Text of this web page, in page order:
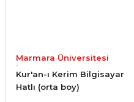
Marmara Üniversitesi
İlahiyat Fakültesi Vakfı
Kur'an-ı Kerim Bilgisayar
Hatlı (orta boy)